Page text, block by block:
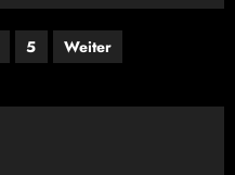
5 Weiter